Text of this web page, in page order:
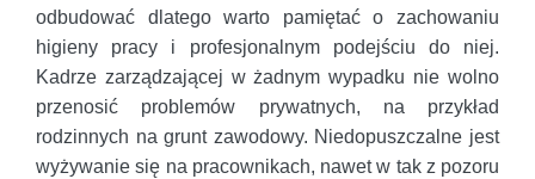
odbudować dlatego warto pamiętać o zachowaniu
higieny pracy i profesjonalnym podejściu do niej.
Kadrze zarządzającej w żadnym wypadku nie wolno
przenosić problemów prywatnych, na przykład
rodzinnych na grunt zawodowy. Niedopuszczalne jest
wyżywanie się na pracownikach, nawet w tak z pozoru